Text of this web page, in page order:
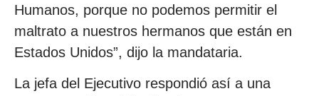
Humanos, porque no podemos permitir el
maltrato a nuestros hermanos que están en
Estados Unidos”, dijo la mandataria.
La jefa del Ejecutivo respondió así a una